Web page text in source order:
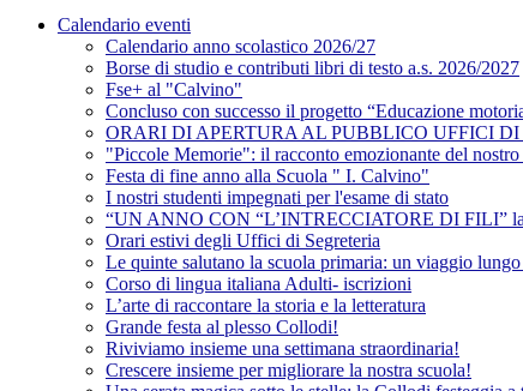
Calendario eventi
Calendario anno scolastico 2026/27
Borse di studio e contributi libri di testo a.s. 2026/2027
Fse+ al "Calvino"
Concluso con successo il progetto “Educazione
ORARI DI APERTURA AL PUBBLICO UFFICI DI
"Piccole Memorie": il racconto emozionante del
Festa di fine anno alla Scuola " I. Calvino"
I nostri studenti impegnati per l'esame di stato
“UN ANNO CON “L’INTRECCIATORE DI FILI” la
Orari estivi degli Uffici di Segreteria
Le quinte salutano la scuola primaria: un viaggio
Corso di lingua italiana Adulti- iscrizioni
L’arte di raccontare la storia e la letteratura
Grande festa al plesso Collodi!
Riviviamo insieme una settimana straordinaria!
Crescere insieme per migliorare la nostra scuola!